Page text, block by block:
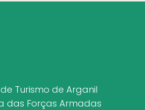
Turismo de Arganil
das Forças Armadas